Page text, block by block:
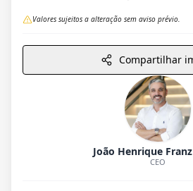
Valores sujeitos a alteração sem aviso prévio.
Compartilhar
João Henrique
CEO